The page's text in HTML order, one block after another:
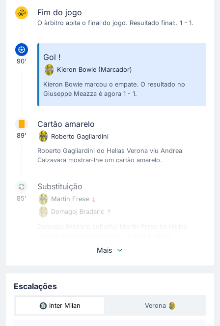
Fim do jogo
O àrbitro apita o final do jogo. Resultado final:. 1 - 1.
90' Gol !
Kieron Bowie (Marcador)
Kieron Bowie marcou o empate. O resultado no
Giuseppe Meazza é agora 1 - 1.
89'
Cartão amarelo
Roberto Gagliardini
Roberto Gagliardini do Hellas Verona viu Andrea
Calzavara mostrar-lhe um cartão amarelo.
85'
Substituição
Martin Frese
Domagoj Bradaric
84'
Sandi Lovric
A equipe visitante substitui Ioan Vermesan por Sandi
Mais
Escalações
Inter Milan Verona